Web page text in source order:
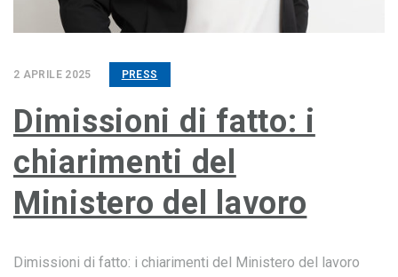
2 APRILE 2025 PRESS
Dimissioni di fatto: i
chiarimenti del
Ministero del lavoro
Dimissioni di fatto: i chiarimenti del Ministero del lavoro